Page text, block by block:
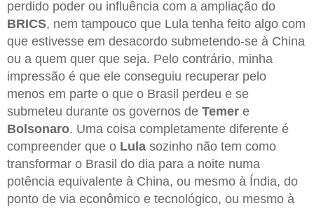
perdido poder ou influência com a ampliação do
BRICS, nem tampouco que Lula tenha feito algo com
que estivesse em desacordo submetendo-se à China
ou a quem quer que seja. Pelo contrário, minha
impressão é que ele conseguiu recuperar pelo
menos em parte o que o Brasil perdeu e se
submeteu durante os governos de Temer e
Bolsonaro. Uma coisa completamente diferente é
compreender que o Lula sozinho não tem como
transformar o Brasil do dia para a noite numa
potência equivalente à China, ou mesmo à Índia, do
ponto de via econômico e tecnológico, ou mesmo à